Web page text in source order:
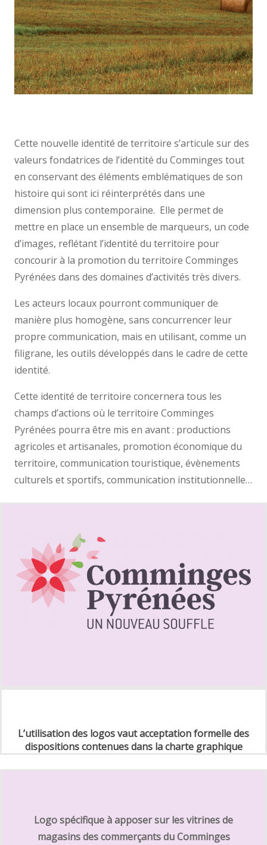
Cette nouvelle identité de territoire s’articule sur des
valeurs fondatrices de l’identité du Comminges tout
en conservant des éléments emblématiques de son
histoire qui sont ici réinterprétés dans une
dimension plus contemporaine. Elle permet de
mettre en place un ensemble de marqueurs, un code
d’images, reflétant l’identité du territoire pour
concourir à la promotion du territoire Comminges
Pyrénées dans des domaines d’activités très divers.
Les acteurs locaux pourront communiquer de
manière plus homogène, sans concurrencer leur
propre communication, mais en utilisant, comme un
filigrane, les outils développés dans le cadre de cette
identité.
Cette identité de territoire concernera tous les
champs d’actions où le territoire Comminges
Pyrénées pourra être mis en avant : productions
agricoles et artisanales, promotion économique du
territoire, communication touristique, évènements
culturels et sportifs, communication institutionnelle…
L’utilisation des logos vaut acceptation formelle des
dispositions contenues dans la charte graphique
Logo spécifique à apposer sur les vitrines de
magasins des commerçants du Comminges